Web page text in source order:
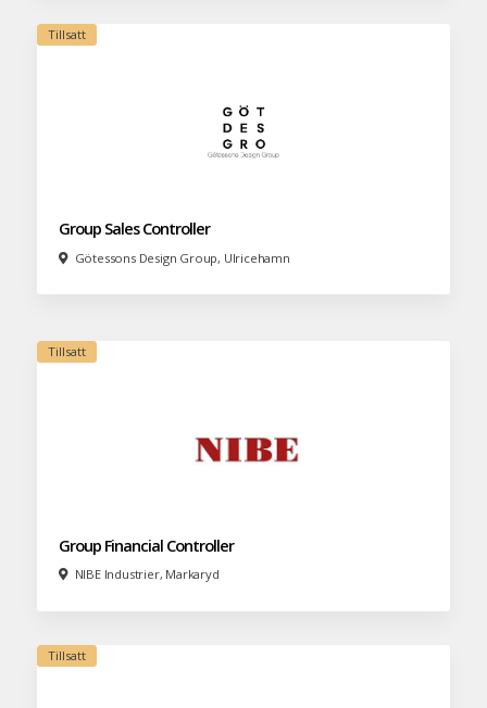
Group Sales Controller
Götessons Design Group, Ulricehamn
Group Financial Controller
NIBE Industrier, Markaryd